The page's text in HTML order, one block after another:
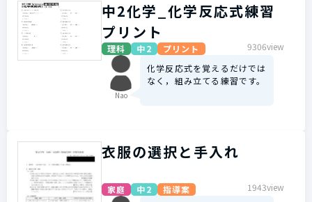
中2化学_化学反応式練習
プリント
理科 中2 プリント 9306view
Nao
化学反応式を覚えるだけでは
なく，組み立てる練習です。
衣服の選択と手入れ
家庭 中2 指導案 1943view